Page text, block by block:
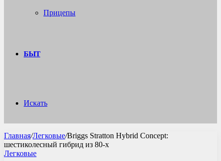
Прицепы
БЫТ
Искать
Главная/Легковые/Briggs Stratton Hybrid Concept:
шестиколесный гибрид из 80-х
Легковые